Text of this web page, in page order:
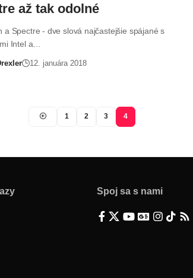
až tak odolné
a Spectre - dve slová najčastejšie spájané s
Intel a…
12. januára 2018
1 2 3 4
Spoj sa s nami